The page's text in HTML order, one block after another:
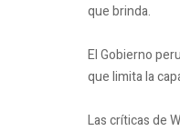
que brinda.
El Gobierno
que limita la
Las críticas de